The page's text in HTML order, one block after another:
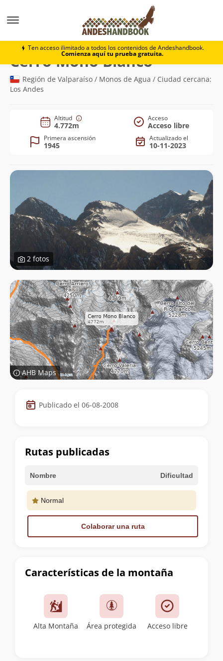
Ten acceso ilimitado a todos los contenidos de Andeshandbook.
Comienza aquí tu prueba gratuita.
Cerro Mono Blanco
Cerro Mono Blanco(4.772m)
Región de Valparaíso / Monos de Agua / Ciudad cercana:
Los Andes
Altitud
4.772m
Acceso
Acceso libre
Primera ascensión
1945
Actualizado el
10-11-2023
2 fotos
AHB Maps
Datos
de
cumbre
Publicado el 06-08-2008
Características de la montaña
Alta Montaña Área protegida Acceso libre
Rutas publicadas
Nombre Dificultad
Normal
Colaborar una ruta